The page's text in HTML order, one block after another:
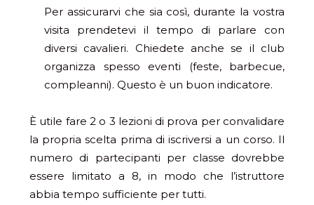
Per assicurarvi che sia così, durante la vostra
visita prendetevi il tempo di parlare con
diversi cavalieri. Chiedete anche se il club
organizza spesso eventi (feste, barbecue,
compleanni). Questo è un buon indicatore.
È utile fare 2 o 3 lezioni di prova per convalidare
la propria scelta prima di iscriversi a un corso. Il
numero di partecipanti per classe dovrebbe
essere limitato a 8, in modo che l’istruttore
abbia tempo sufficiente per tutti.